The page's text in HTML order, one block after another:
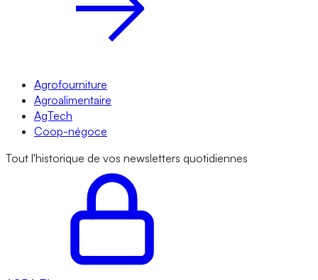
Agrofourniture
Agroalimentaire
AgTech
Coop-négoce
Tout l'historique de vos newsletters quotidiennes